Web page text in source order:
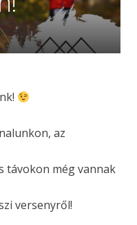
az
távokon még vannak
versenyről!